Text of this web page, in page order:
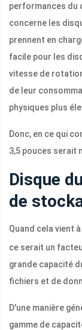
performances du
concerne les
prennent en
facile pour les
vitesse de
de leur
physiques plus
Donc, en ce qui
3,5 pouces serait
Disque
de
Quand cela vient à
ce serait un
grande capacité
fichiers et de
D'une manière
gamme de